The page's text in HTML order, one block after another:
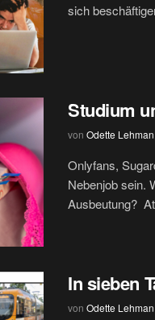
sich
Studium
von Odette Lehman
Onlyfans,
Nebenjob sein.
Ausbeutung?
In sieben
von Odette Lehman